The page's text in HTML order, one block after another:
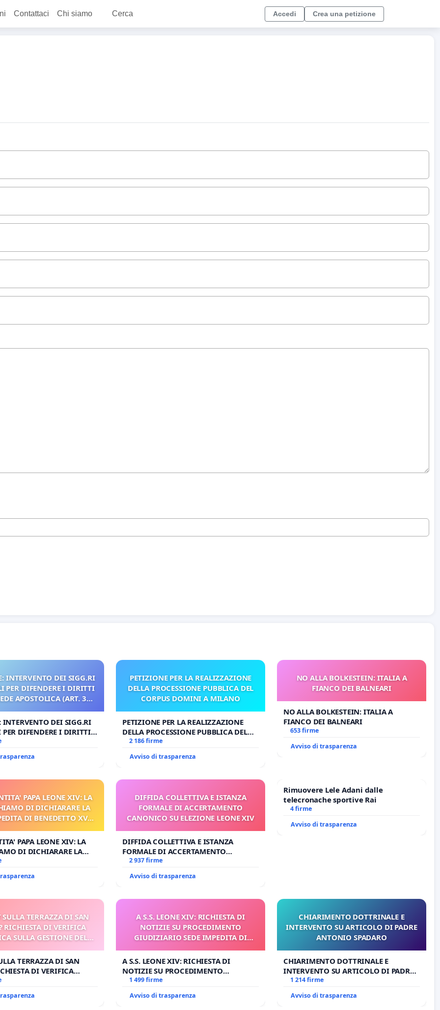
Contattaci Chi siamo Cerca Accedi Crea una petizione
INTERVENTO DEI SIGG.RI
PER DIFENDERE I DIRITTI
APOSTOLICA (ART. 3
INTERVENTO DEI SIGG.RI
DIFENDERE I DIRITTI
APOSTOLICA (ART. 3 UDG)
PETIZIONE PER LA REALIZZAZIONE
DELLA PROCESSIONE PUBBLICA DEL
CORPUS DOMINI A MILANO
PETIZIONE PER LA REALIZZAZIONE
DELLA PROCESSIONE PUBBLICA DEL
CORPUS DOMINI A MILANO
2 186 firme
Avviso di trasparenza
NO ALLA BOLKESTEIN: ITALIA A
FIANCO DEI BALNEARI
NO ALLA BOLKESTEIN: ITALIA A
FIANCO DEI BALNEARI
653 firme
Avviso di trasparenza
PAPA LEONE XIV: LA
DI DICHIARARE LA
DI BENEDETTO XVI
PROCESSO
PAPA LEONE XIV: LA
DI DICHIARARE LA
DI BENEDETTO XVI E/O
DIFFIDA COLLETTIVA E ISTANZA
FORMALE DI ACCERTAMENTO
CANONICO SU ELEZIONE LEONE XIV
DIFFIDA COLLETTIVA E ISTANZA
FORMALE DI ACCERTAMENTO
CANONICO SU ELEZIONE LEONE XIV
2 937 firme
Avviso di trasparenza
Rimuovere Lele Adani dalle
telecronache sportive Rai
4 firme
Avviso di trasparenza
SULLA TERRAZZA DI SAN
RICHIESTA DI VERIFICA
SULLA GESTIONE DEL
TERRAZZA DI SAN
DI VERIFICA
GESTIONE DEL
A S.S. LEONE XIV: RICHIESTA DI
NOTIZIE SU PROCEDIMENTO
GIUDIZIARIO SEDE IMPEDITA DI
A S.S. LEONE XIV: RICHIESTA DI
NOTIZIE SU PROCEDIMENTO
GIUDIZIARIO SEDE IMPEDITA DI
1 499 firme
Avviso di trasparenza
CHIARIMENTO DOTTRINALE E
INTERVENTO SU ARTICOLO DI PADRE
ANTONIO SPADARO
CHIARIMENTO DOTTRINALE E
INTERVENTO SU ARTICOLO DI PADRE
ANTONIO SPADARO
1 214 firme
Avviso di trasparenza